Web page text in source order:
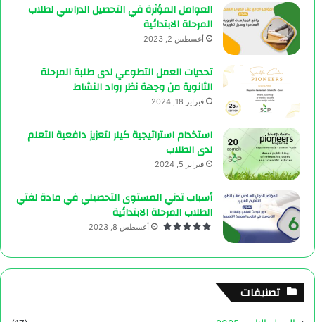
العوامل المؤثرة في التحصيل الدراسي لطلاب
المرحلة الابتدائية
أغسطس 2, 2023
تحديات العمل التطوعي لدى طلبة المرحلة
الثانوية من وجهة نظر رواد النشاط
فبراير 18, 2024
استخدام استراتيجية كيلر لتعزيز دافعية التعلم
لدى الطلاب
فبراير 5, 2024
أسباب تدني المستوى التحصيلي في مادة لغتي
الطلاب المرحلة الابتدائية
أغسطس 8, 2023
تصنيفات